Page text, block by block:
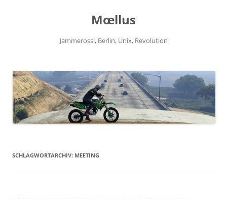
Mœllus
Jammerossi, Berlin, Unix, Revolution
SCHLAGWORTARCHIV: MEETING